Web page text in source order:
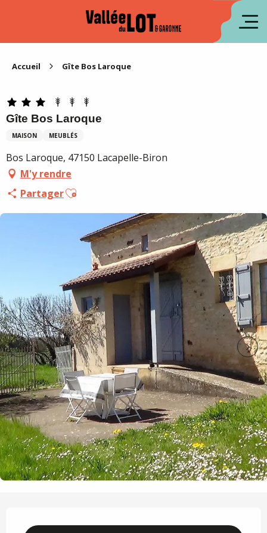
Accueil Gîte Bos Laroque
Gîte Bos Laroque
MAISON MEUBLÉS
Bos Laroque, 47150 Lacapelle-Biron
M'y rendre
PartagerAjouter aux favoris